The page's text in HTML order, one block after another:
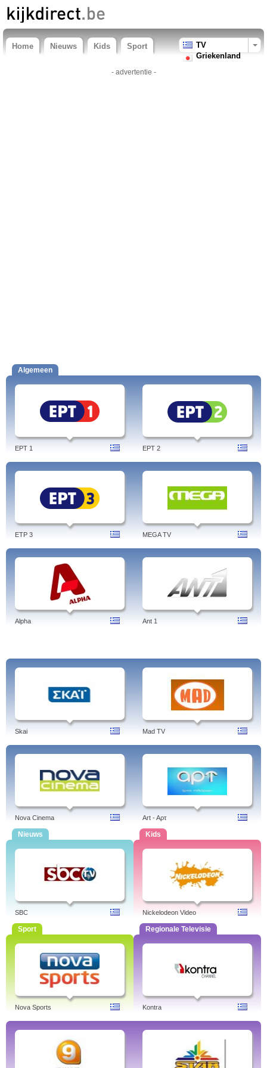
Home Nieuws Kids Sport
TV
Griekenland
- advertentie -
Algemeen
EPT 1 EPT 2
ETP 3 MEGA TV
Alpha Ant 1
Skai Mad TV
Nova Cinema Art - Aρτ
Nieuws
SBC
Kids
Nickelodeon Video
Sport
Nova Sports
Regionale Televisie
Kontra